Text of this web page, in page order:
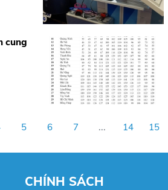
cung
5 6 7 ... 14 15
CHÍNH SÁCH